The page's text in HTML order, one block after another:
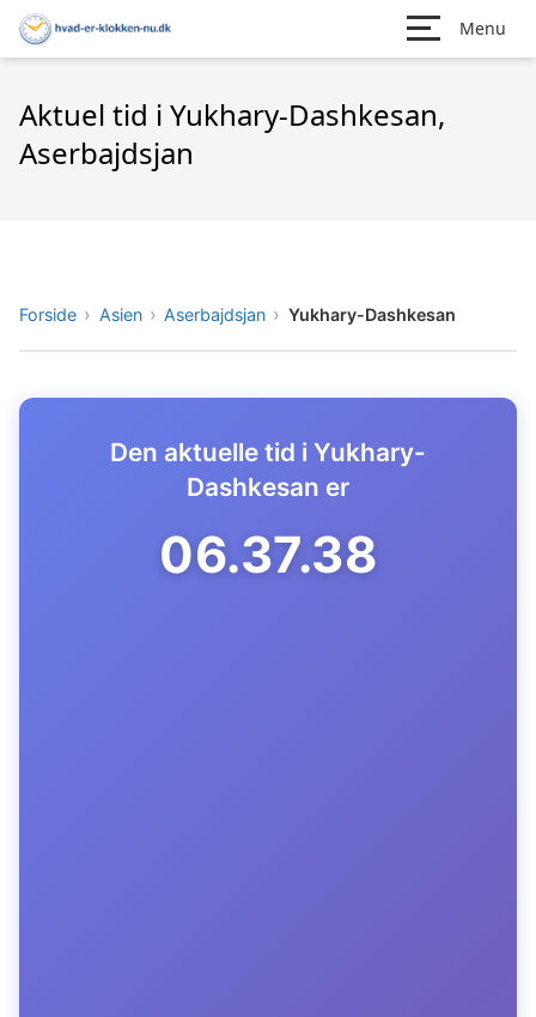
Menu
Aktuel tid i Yukhary-Dashkesan,
Aserbajdsjan
Forside Asien Aserbajdsjan Yukhary-Dashkesan
Den aktuelle tid i Yukhary-
Dashkesan er
06.37.39